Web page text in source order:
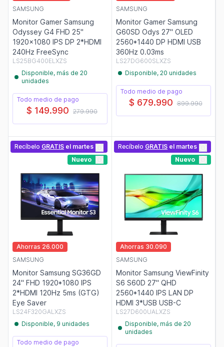
SAMSUNG
Monitor Gamer Samsung
Odyssey G4 FHD 25"
1920x1080 IPS DP 2*HDMI
240Hz FreeSync
LS25BG400ELXZS
Disponible, más de 20
unidades
Todo medio de pago
$ 149.990 279.990
SAMSUNG
Monitor Gamer Samsung
G60SD Odys 27" OLED
2560*1440 DP HDMI USB
360Hz 0.03ms
LS27DG600SLXZS
Disponible, 20 unidades
Todo medio de pago
$ 679.990 899.990
Recíbelo GRATIS el martes
Nuevo
Ahorras 26.000
SAMSUNG
Monitor Samsung SG36GD
24" FHD 1920*1080 IPS
2*HDMI 120Hz 5ms (GTG)
Eye Saver
LS24F320GALXZS
Disponible, 9 unidades
Todo medio de pago
Recíbelo GRATIS el martes
Nuevo
Ahorras 30.090
SAMSUNG
Monitor Samsung ViewFinity
S6 S60D 27" QHD
2560*1440 IPS LAN DP
HDMI 3*USB USB-C
LS27D600UALXZS
Disponible, más de 20
unidades